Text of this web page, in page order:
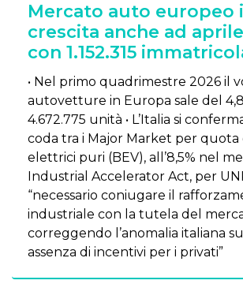
Mercato auto europeo
crescita anche ad
con 1.152.315
• Nel primo quadrimestre 2026 il
autovetture in Europa sale del
4.672.775 unità • L’Italia si
coda tra i Major Market per quota
elettrici puri (BEV), all’8,5% nel
Industrial Accelerator Act, per
“necessario coniugare il
industriale con la tutela del
correggendo l’anomalia italiana
assenza di incentivi per i privati”